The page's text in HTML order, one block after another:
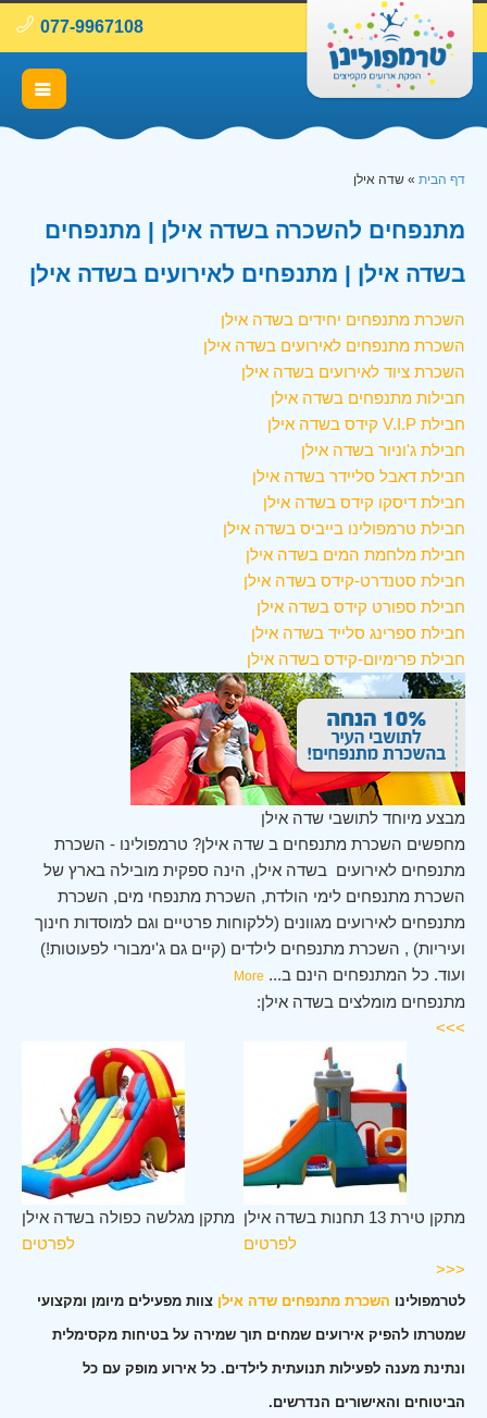
077-9967108
דף הבית » שדה אילן
מתנפחים להשכרה בשדה אילן | מתנפחים
בשדה אילן | מתנפחים לאירועים בשדה אילן
השכרת מתנפחים יחידים בשדה אילן
השכרת מתנפחים לאירועים בשדה אילן
השכרת ציוד לאירועים בשדה אילן
חבילות מתנפחים בשדה אילן
חבילת V.I.P קידס בשדה אילן
חבילת ג'וניור בשדה אילן
חבילת דאבל סליידר בשדה אילן
חבילת דיסקו קידס בשדה אילן
חבילת טרמפולינו בייביס בשדה אילן
חבילת מלחמת המים בשדה אילן
חבילת סטנדרט-קידס בשדה אילן
חבילת ספורט קידס בשדה אילן
חבילת ספרינג סלייד בשדה אילן
חבילת פרימיום-קידס בשדה אילן
מבצע מיוחד לתושבי שדה אילן
מחפשים השכרת מתנפחים ב שדה אילן? טרמפולינו - השכרת
מתנפחים לאירועים בשדה אילן, הינה ספקית מובילה בארץ של
השכרת מתנפחים לימי הולדת, השכרת מתנפחי מים, השכרת
מתנפחים לאירועים מגוונים (ללקוחות פרטיים וגם למוסדות חינוך
ועיריות) , השכרת מתנפחים לילדים (קיים גם ג'ימבורי לפעוטות!)
ועוד. כל המתנפחים הינם ב...
More
מתנפחים מומלצים בשדה אילן:
>>>
מתקן מגלשה כפולה בשדה אילן
לפרטים
מתקן טירת 13 תחנות בשדה אילן
לפרטים
<<<
לטרמפולינו השכרת מתנפחים שדה אילן צוות מפעילים מיומן ומקצועי
שמטרתו להפיק אירועים שמחים תוך שמירה על בטיחות מקסימלית
ונתינת מענה לפעילות תנועתית לילדים. כל אירוע מופק עם כל
הביטוחים והאישורים הנדרשים.